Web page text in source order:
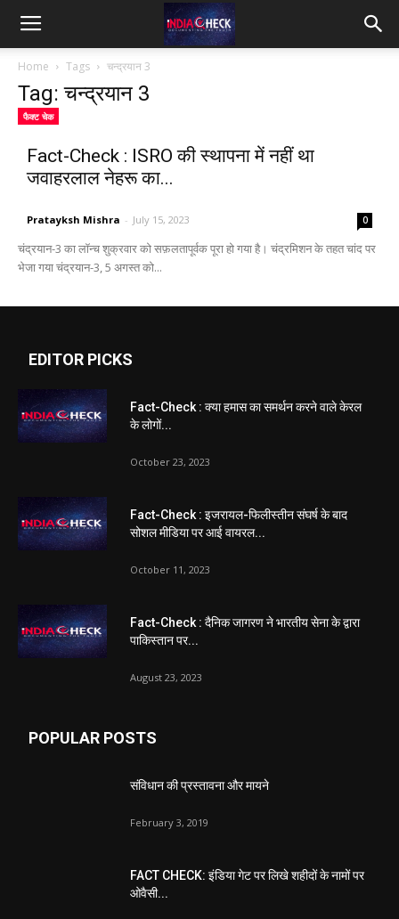
IndiaCheck
Home Tags चन्द्रयान 3
Tag: चन्द्रयान 3
फैक्ट चेक
Fact-Check : ISRO की स्थापना में नहीं था
जवाहरलाल नेहरू का...
Pratayksh Mishra - July 15, 2023 0
चंद्रयान-3 का लॉन्च शुक्रवार को सफ़लतापूर्वक पूरा हो गया है। चंद्रमिशन के तहत चांद पर
भेजा गया चंद्रयान-3, 5 अगस्त को...
EDITOR PICKS
Fact-Check : क्या हमास का समर्थन करने वाले केरल
के लोगों...
October 23, 2023
Fact-Check : इजरायल-फिलीस्तीन संघर्ष के बाद
सोशल मीडिया पर आई वायरल...
October 11, 2023
Fact-Check : दैनिक जागरण ने भारतीय सेना के द्वारा
पाकिस्तान पर...
August 23, 2023
POPULAR POSTS
संविधान की प्रस्तावना और मायने
February 3, 2019
FACT CHECK: इंडिया गेट पर लिखे शहीदों के नामों पर
ओवैसी...